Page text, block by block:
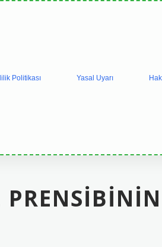
Politikası Yasal Uyarı